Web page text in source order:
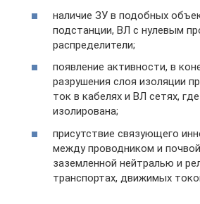
наличие ЗУ в подобных
подстанции, ВЛ с нулевым
распределители;
появление активности, в
разрушения слоя изоляции
ток в кабелях и ВЛ сетях,
изолирована;
присутствие связующего
между проводником и
заземленной нейтралью и
транспортах, движимых